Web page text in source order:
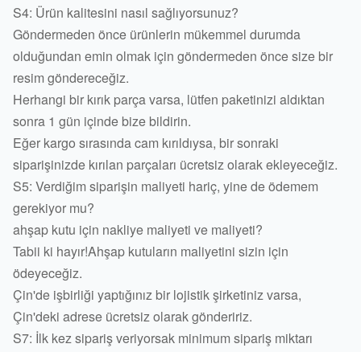
S4: Ürün kalitesini nasıl sağlıyorsunuz?
Göndermeden önce ürünlerin mükemmel durumda
olduğundan emin olmak için göndermeden önce size bir
resim göndereceğiz.
Herhangi bir kırık parça varsa, lütfen paketinizi aldıktan
sonra 1 gün içinde bize bildirin.
Eğer kargo sırasında cam kırıldıysa, bir sonraki
siparişinizde kırılan parçaları ücretsiz olarak ekleyeceğiz.
S5: Verdiğim siparişin maliyeti hariç, yine de ödemem
gerekiyor mu?
ahşap kutu için nakliye maliyeti ve maliyeti?
Tabii ki hayır!Ahşap kutuların maliyetini sizin için
ödeyeceğiz.
Çin'de işbirliği yaptığınız bir lojistik şirketiniz varsa,
Çin'deki adrese ücretsiz olarak göndeririz.
S7: İlk kez sipariş veriyorsak minimum sipariş miktarı